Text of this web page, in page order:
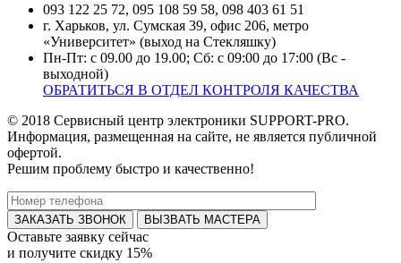
093 122 25 72, 095 108 59 58, 098 403 61 51
г. Харьков, ул. Сумская 39, офис 206, метро
«Университет» (выход на Стекляшку)
Пн-Пт: с 09.00 до 19.00; Сб: с 09:00 до 17:00 (Вс -
выходной)
ОБРАТИТЬСЯ В ОТДЕЛ КОНТРОЛЯ КАЧЕСТВА
© 2018 Сервисный центр электроники SUPPORT-PRO.
Информация, размещенная на сайте, не является публичной
офертой.
Решим проблему быстро и качественно!
ВЫЗВАТЬ МАСТЕРА
Оставьте заявку сейчас
и получите скидку 15%